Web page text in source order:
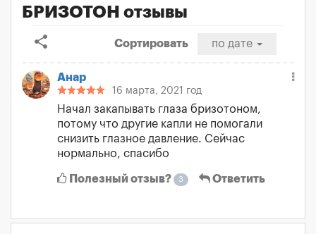
БРИЗОТОН отзывы
share
Сортировать по дате
Анар
16 марта, 2021 год
Начал закапывать глаза бризотоном,
потому что другие капли не помогали
снизить глазное давление. Сейчас
нормально, спасибо
Полезный отзыв? 3 Ответить